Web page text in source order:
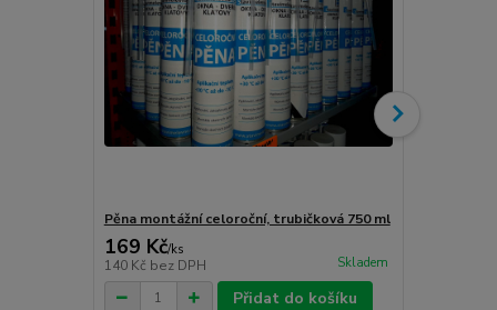
Pěna montážní celoroční, trubičková 750 ml
169 Kč/ks
140 Kč bez DPH Skladem
Přidat do košíku